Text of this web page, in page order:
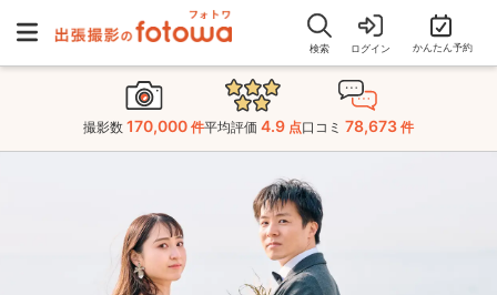
検索 ログイン かんたん予約
撮影数 170,000 件平均評価 4.9 点口コミ 78,673 件